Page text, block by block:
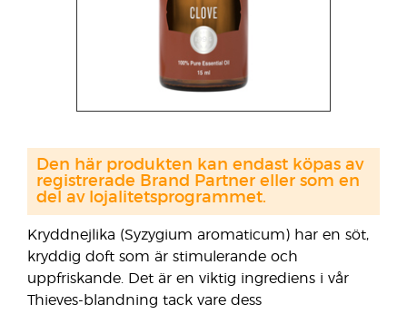
Kryddnejlika (Syzygium aromaticum) har en söt,
kryddig doft som är stimulerande och
uppfriskande. Det är en viktig ingrediens i vår
Thieves-blandning tack vare dess
Den här produkten kan endast köpas av
registrerade Brand Partner eller som en
del av lojalitetsprogrammet.